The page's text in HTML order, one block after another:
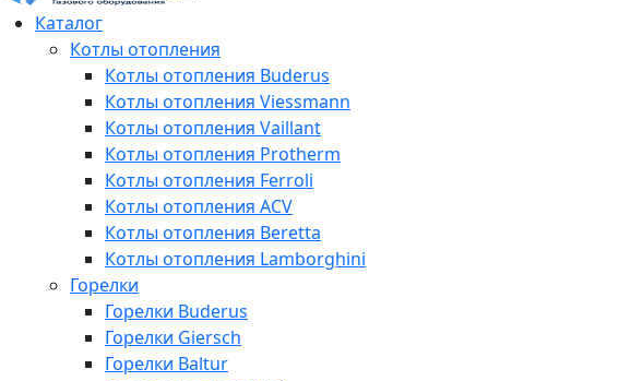
Каталог
Котлы отопления
Котлы отопления Buderus
Котлы отопления Viessmann
Котлы отопления Vaillant
Котлы отопления Protherm
Котлы отопления Ferroli
Котлы отопления ACV
Котлы отопления Beretta
Котлы отопления Lamborghini
Горелки
Горелки Buderus
Горелки Giersch
Горелки Baltur